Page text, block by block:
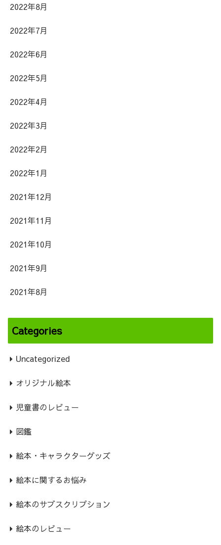
2022年8月
2022年7月
2022年6月
2022年5月
2022年4月
2022年3月
2022年2月
2022年1月
2021年12月
2021年11月
2021年10月
2021年9月
2021年8月
Categories
Uncategorized
オリジナル絵本
児童書のレビュー
図鑑
絵本・キャラクターグッズ
絵本に関するお悩み
絵本のサブスクリプション
絵本のレビュー